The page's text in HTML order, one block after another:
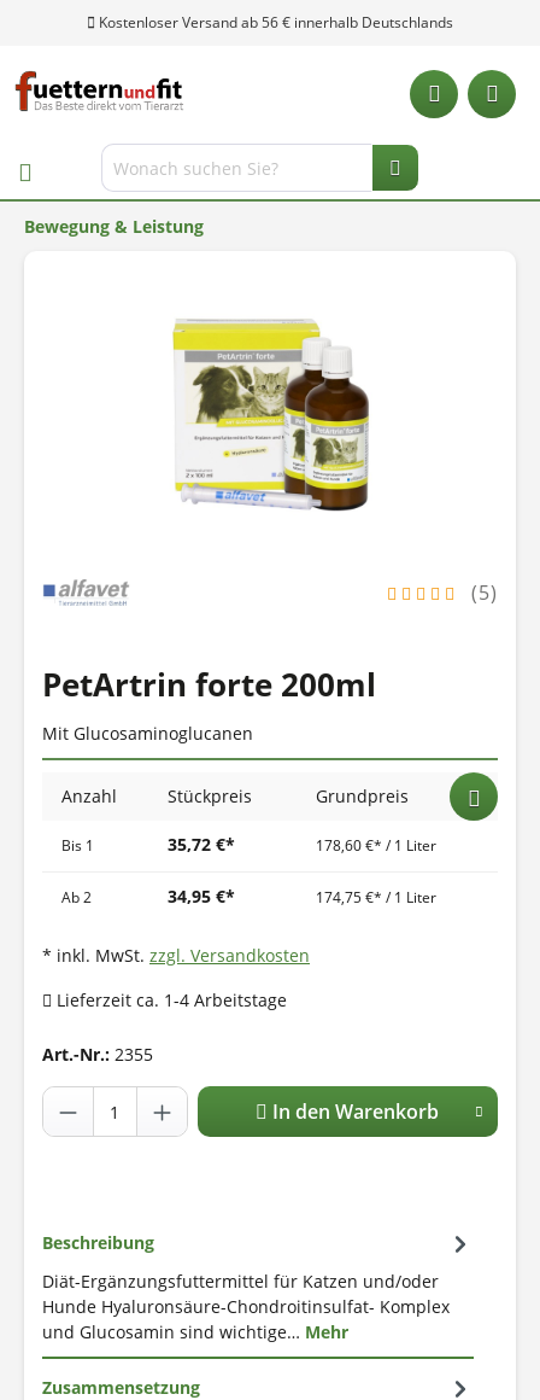
Kostenloser Versand ab 56 € innerhalb Deutschlands
Bewegung & Leistung
(5)
PetArtrin forte 200ml
Mit Glucosaminoglucanen
Anzahl Stückpreis Grundpreis
Bis 1 35,72 €* 178,60 €* / 1 Liter
Ab2 34,95 €* 174,75 €* / 1 Liter
* inkl. MwSt. zzgl. Versandkosten
Lieferzeit ca. 1-4 Arbeitstage
Art.-Nr.: 2355
In den Warenkorb
Beschreibung
Diät-Ergänzungsfuttermittel für Katzen und/oder
Hunde Hyaluronsäure-Chondroitinsulfat- Komplex
und Glucosamin sind wichtige… Mehr
Zusammensetzung